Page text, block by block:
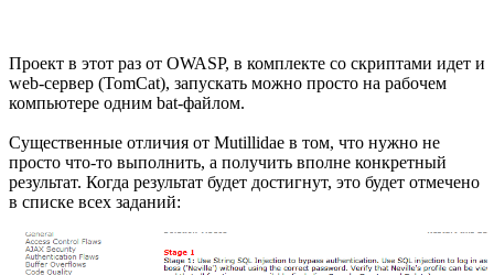
Проект в этот раз от OWASP, в комплекте со скриптами идет и
web-сервер (TomCat), запускать можно просто на рабочем
компьютере одним bat-файлом.
Существенные отличия от Mutillidae в том, что нужно не
просто что-то выполнить, а получить вполне конкретный
результат. Когда результат будет достигнут, это будет отмечено
в списке всех заданий: